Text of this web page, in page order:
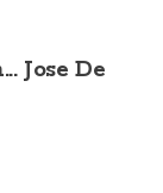
Jose De